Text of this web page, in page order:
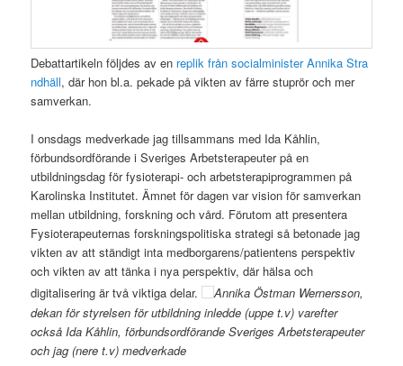
Debattartikeln följdes av en replik från socialminister Annika Stra
ndhäll, där hon bl.a. pekade på vikten av färre stuprör och mer
samverkan.
I onsdags medverkade jag tillsammans med Ida Kåhlin,
förbundsordförande i Sveriges Arbetsterapeuter på en
utbildningsdag för fysioterapi- och arbetsterapiprogrammen på
Karolinska Institutet. Ämnet för dagen var vision för samverkan
mellan utbildning, forskning och vård. Förutom att presentera
Fysioterapeuternas forskningspolitiska strategi så betonade jag
vikten av att ständigt inta medborgarens/patientens perspektiv
och vikten av att tänka i nya perspektiv, där hälsa och
digitalisering är två viktiga delar.
Annika Östman Wernersson,
dekan för styrelsen för utbildning inledde (uppe t.v) varefter
också Ida Kåhlin, förbundsordförande Sveriges Arbetsterapeuter
och jag (nere t.v) medverkade